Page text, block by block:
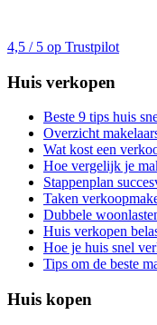
4,5 / 5 op Trustpilot
Huis verkopen
Beste 9 tips huis
Overzicht
Wat kost een
Hoe vergelijk je
Stappenplan
Taken
Dubbele
Huis verkopen
Hoe je huis snel
Tips om de beste
Huis kopen